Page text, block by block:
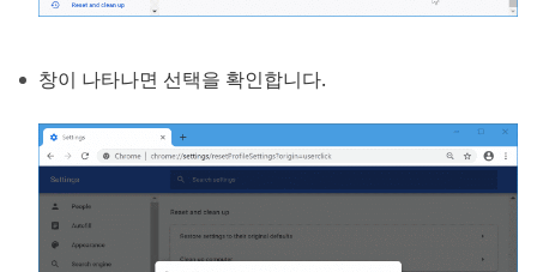
창이 나타나면 선택을 확인합니다.